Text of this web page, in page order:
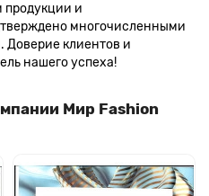
продукции и
многочисленными
клиентов и
нашего успеха!
Мир Fashion